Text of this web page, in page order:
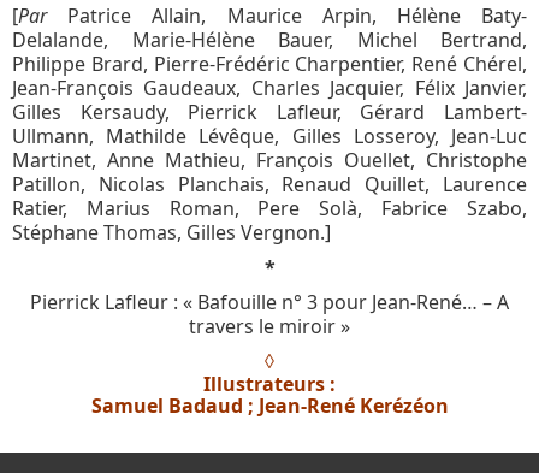
[Par Patrice Allain, Maurice Arpin, Hélène Baty-
Delalande, Marie-Hélène Bauer, Michel Bertrand,
Philippe Brard, Pierre-Frédéric Charpentier, René Chérel,
Jean-François Gaudeaux, Charles Jacquier, Félix Janvier,
Gilles Kersaudy, Pierrick Lafleur, Gérard Lambert-
Ullmann, Mathilde Lévêque, Gilles Losseroy, Jean-Luc
Martinet, Anne Mathieu, François Ouellet, Christophe
Patillon, Nicolas Planchais, Renaud Quillet, Laurence
Ratier, Marius Roman, Pere Solà, Fabrice Szabo,
Stéphane Thomas, Gilles Vergnon.]
*
Pierrick Lafleur : « Bafouille n° 3 pour Jean-René… – A
travers le miroir »
◊
Illustrateurs :
Samuel Badaud ; Jean-René Kerézéon